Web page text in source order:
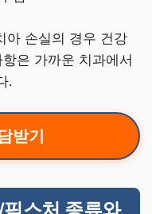
아 손실의 경우 건강
은 가까운 치과에서
.
받기